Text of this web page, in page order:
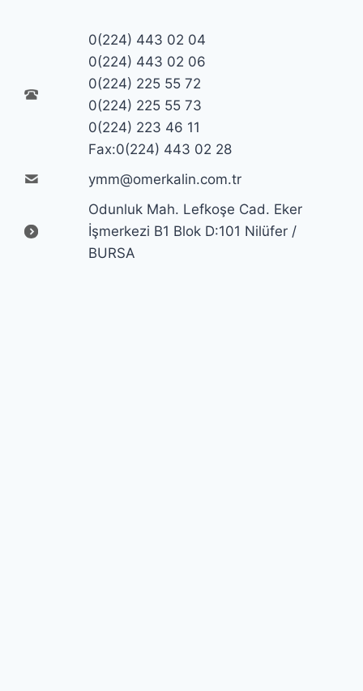
0(224) 443 02 04
0(224) 443 02 06
0(224) 225 55 72
0(224) 225 55 73
0(224) 223 46 11
Fax:0(224) 443 02 28
ymm@omerkalin.com.tr
Odunluk Mah. Lefkoşe Cad. Eker
İşmerkezi B1 Blok D:101 Nilüfer /
BURSA